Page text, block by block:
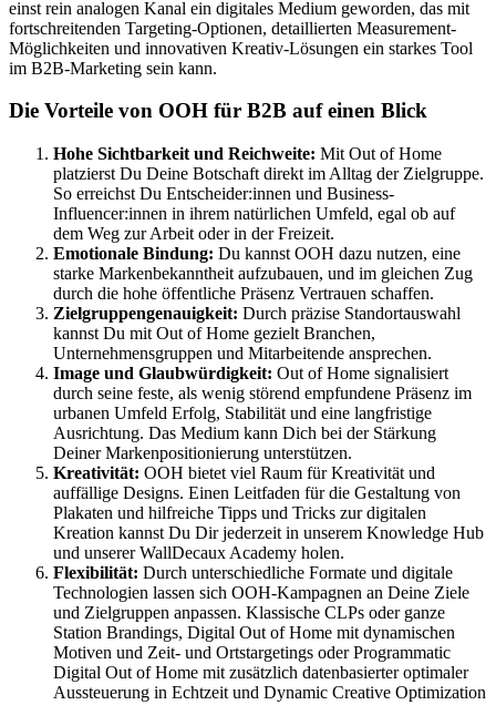
einst rein analogen Kanal ein digitales Medium geworden, das mit
fortschreitenden Targeting-Optionen, detaillierten Measurement-
Möglichkeiten und innovativen Kreativ-Lösungen ein starkes Tool
im B2B-Marketing sein kann.
Die Vorteile von OOH für B2B auf einen Blick
Hohe Sichtbarkeit und Reichweite: Mit Out of Home
platzierst Du Deine Botschaft direkt im Alltag der Zielgruppe.
So erreichst Du Entscheider:innen und Business-
Influencer:innen in ihrem natürlichen Umfeld, egal ob auf
dem Weg zur Arbeit oder in der Freizeit.
Emotionale Bindung: Du kannst OOH dazu nutzen, eine
starke Markenbekanntheit aufzubauen, und im gleichen Zug
durch die hohe öffentliche Präsenz Vertrauen schaffen.
Zielgruppengenauigkeit: Durch präzise Standortauswahl
kannst Du mit Out of Home gezielt Branchen,
Unternehmensgruppen und Mitarbeitende ansprechen.
Image und Glaubwürdigkeit: Out of Home signalisiert
durch seine feste, als wenig störend empfundene Präsenz im
urbanen Umfeld Erfolg, Stabilität und eine langfristige
Ausrichtung. Das Medium kann Dich bei der Stärkung
Deiner Markenpositionierung unterstützen.
Kreativität: OOH bietet viel Raum für Kreativität und
auffällige Designs. Einen Leitfaden für die Gestaltung von
Plakaten und hilfreiche Tipps und Tricks zur digitalen
Kreation kannst Du Dir jederzeit in unserem Knowledge Hub
und unserer WallDecaux Academy holen.
Flexibilität: Durch unterschiedliche Formate und digitale
Technologien lassen sich OOH-Kampagnen an Deine Ziele
und Zielgruppen anpassen. Klassische CLPs oder ganze
Station Brandings, Digital Out of Home mit dynamischen
Motiven und Zeit- und Ortstargetings oder Programmatic
Digital Out of Home mit zusätzlich datenbasierter optimaler
Aussteuerung in Echtzeit und Dynamic Creative Optimization